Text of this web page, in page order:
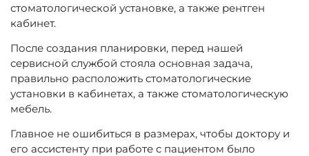
стоматологической установке, а также рентген
кабинет.
После создания планировки, перед нашей
сервисной службой стояла основная задача,
правильно расположить стоматологические
установки в кабинетах, а также стоматологическую
мебель.
Главное не ошибиться в размерах, чтобы доктору и
его ассистенту при работе с пациентом было